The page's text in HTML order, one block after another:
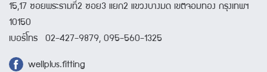
15,17 ซอยพระรามที่2 ซอย3 แยก2 แขวงบางมด เขตจอมทอง กรุงเทพฯ
10150
เบอร์โทร 02-427-9879, 095-560-1325
wellplus.fitting